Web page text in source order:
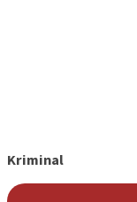
Kriminal